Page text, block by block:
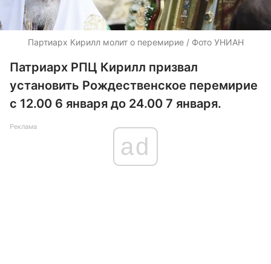
Партиарх Кирилл молит о перемирие / Фото УНИАН
Патриарх РПЦ Кирилл призвал
установить Рождественское перемирие
с 12.00 6 января до 24.00 7 января.
Реклама
ad